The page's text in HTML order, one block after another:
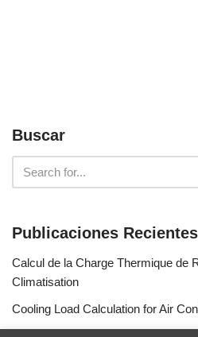
Buscar
Publicaciones Recientes
Calcul de la Charge Thermique de
Climatisation
Cooling Load Calculation for Air